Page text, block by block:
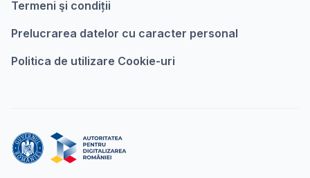
Termeni şi condiții
Prelucrarea datelor cu caracter personal
Politica de utilizare Cookie-uri